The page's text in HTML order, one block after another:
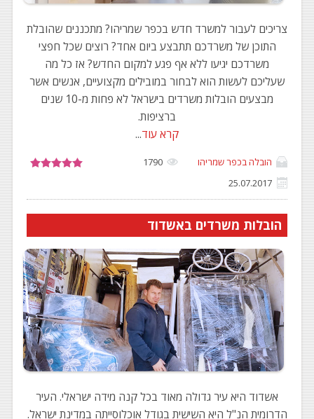
צריכים לעבור למשרד חדש בכפר שמריהו? מתכננים שהובלת
התוכן של משרדכם תתבצע ביום אחד? רוצים שכל חפצי
משרדכם יגיעו ללא אף פגע למקום החדש? אז כל מה
שעליכם לעשות הוא לבחור במובילים מקצועיים, אנשים אשר
מבצעים הובלות משרדים בישראל לא פחות מ-10 שנים
ברציפות.
קרא עוד...
הובלה בכפר שמריהו
1790
25.07.2017
הובלות משרדים באשדוד
אשדוד היא עיר גדולה מאוד בכל קנה מידה ישראלי. העיר
הדרומית הנ"ל היא השישית בגודל אוכלוסייתה במדינת ישראל.